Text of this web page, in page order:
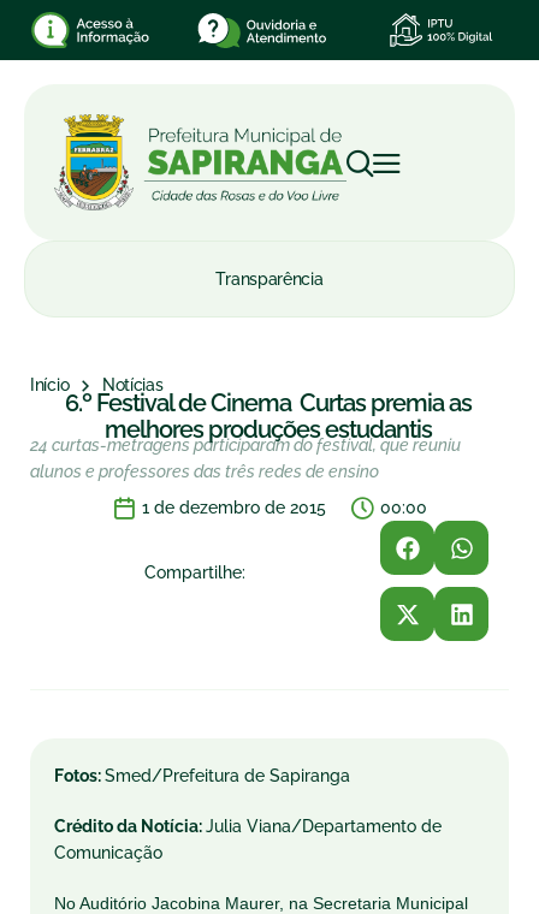
Transparência
Início Notícias
6.º Festival de Cinema  Curtas premia as
melhores produções estudantis
24 curtas-metragens participaram do festival, que reuniu
alunos e professores das três redes de ensino
1 de dezembro de 2015
00:00
Compartilhe:
Fotos:Smed/Prefeitura de Sapiranga
Crédito da Notícia:Julia Viana/Departamento de
Comunicação
No Auditório Jacobina Maurer, na Secretaria Municipal